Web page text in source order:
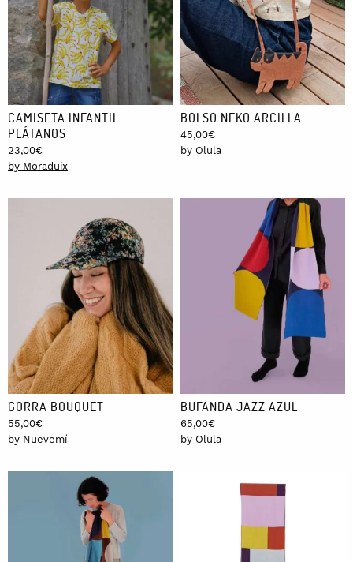
CAMISETA INFANTIL
PLÁTANOS
23,00€
by Moraduix
BOLSO NEKO ARCILLA
45,00€
by Olula
GORRA BOUQUET
55,00€
by Nuevemí
BUFANDA JAZZ AZUL
65,00€
by Olula